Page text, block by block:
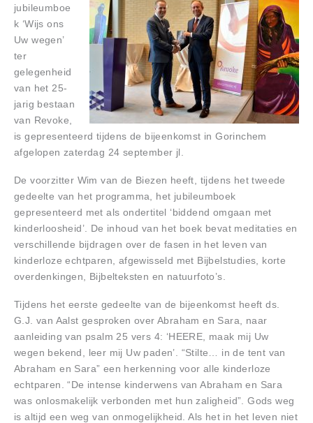
jubileumboe
k ‘Wijs ons
Uw wegen’
ter
gelegenheid
van het 25-
jarig bestaan
van Revoke,
is gepresenteerd tijdens de bijeenkomst in Gorinchem
afgelopen zaterdag 24 september jl.
De voorzitter Wim van de Biezen heeft, tijdens het tweede
gedeelte van het programma, het jubileumboek
gepresenteerd met als ondertitel ‘biddend omgaan met
kinderloosheid’. De inhoud van het boek bevat meditaties en
verschillende bijdragen over de fasen in het leven van
kinderloze echtparen, afgewisseld met Bijbelstudies, korte
overdenkingen, Bijbelteksten en natuurfoto’s.
Tijdens het eerste gedeelte van de bijeenkomst heeft ds.
G.J. van Aalst gesproken over Abraham en Sara, naar
aanleiding van psalm 25 vers 4: ‘HEERE, maak mij Uw
wegen bekend, leer mij Uw paden’. “Stilte… in de tent van
Abraham en Sara” een herkenning voor alle kinderloze
echtparen. “De intense kinderwens van Abraham en Sara
was onlosmakelijk verbonden met hun zaligheid”. Gods weg
is altijd een weg van onmogelijkheid. Als het in het leven niet